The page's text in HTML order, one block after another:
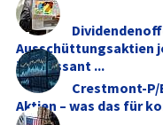
Ausschüttungsaktien
interessant ...
Crestmont-
Aktien – was das für